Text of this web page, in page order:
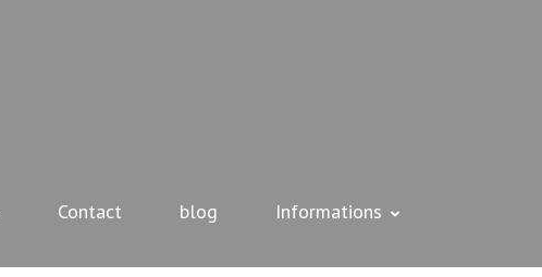
Contact blog Informations